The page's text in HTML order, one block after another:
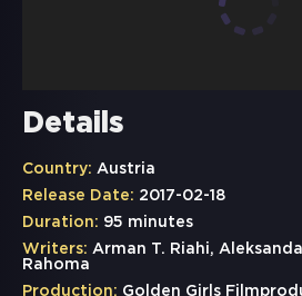
Details
Country: Austria
Release Date: 2017-02-18
Duration: 95 minutes
Writers: Arman T. Riahi,
Rahoma
Production: Golden Girls